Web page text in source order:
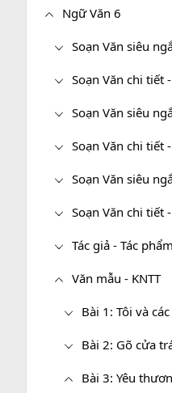
Ngữ Văn 6
Soạn Văn siêu
Soạn Văn chi tiết
Soạn Văn siêu
Soạn Văn chi tiết -
Soạn Văn chi tiết
Tác giả - Tác
Văn mẫu - KNTT
Bài 1: Tôi và
Bài 2: Gõ cửa
Bài 3: Yêu